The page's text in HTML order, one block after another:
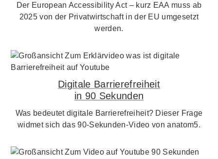
Der European Accessibility Act – kurz EAA muss ab
2025 von der Privatwirtschaft in der EU umgesetzt
werden.
Digitale Barrierefreiheit
in 90 Sekunden
Was bedeutet digitale Barrierefreiheit? Dieser Frage
widmet sich das 90-Sekunden-Video von anatom5.